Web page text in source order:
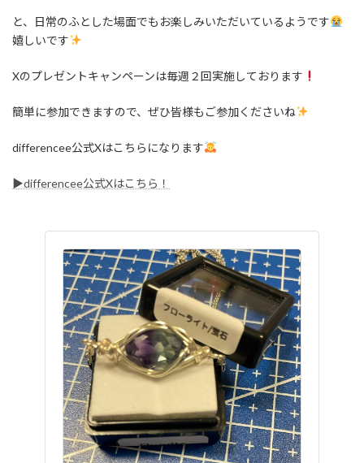
と、日常のふとした場面でもお楽しみいただいているようです
嬉しいです
Xのプレゼントキャンペーンは毎週２回実施しております
簡単に参加できますので、ぜひ皆様もご参加くださいね
differencee公式Xはこちらになります
▶differencee公式Xはこちら！